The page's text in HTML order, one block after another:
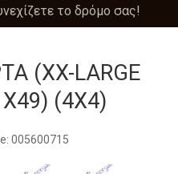
το δρόμο σας!
(XX-LARGE
X49) (4X4)
005600715